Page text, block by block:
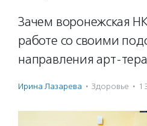
Зачем воронежская
работе со своими
направления арт-
Ирина Лазарева · Здоровье ·